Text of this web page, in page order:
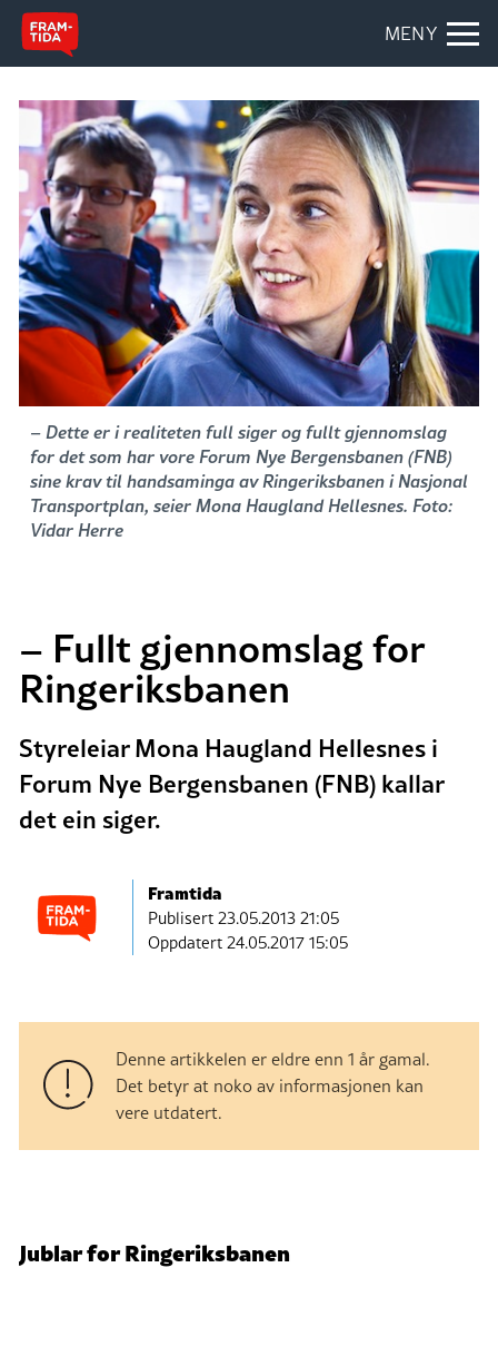
MENY
– Dette er i realiteten full siger og fullt gjennomslag
for det som har vore Forum Nye Bergensbanen (FNB)
sine krav til handsaminga av Ringeriksbanen i Nasjonal
Transportplan, seier Mona Haugland Hellesnes. Foto:
Vidar Herre
– Fullt gjennomslag for
Ringeriksbanen
Styreleiar Mona Haugland Hellesnes i
Forum Nye Bergensbanen (FNB) kallar
det ein siger.
Framtida
Publisert23.05.2013 21:05
Oppdatert 24.05.2017 15:05
Denne artikkelen er eldre enn 1 år gamal.
Det betyr at noko av informasjonen kan
vere utdatert.
Jublar for Ringeriksbanen